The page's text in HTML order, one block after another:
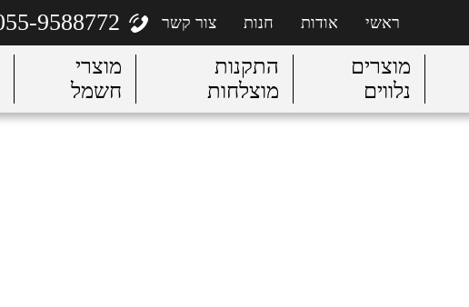
ראשי אודות חנות צור קשר 9588772
מוצרים
נלווים
התקנות
מוצלחות
מוצרי
חשמל